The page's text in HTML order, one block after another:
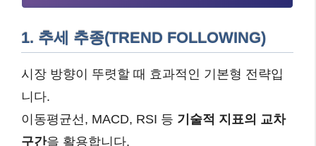
1. 추세 추종(TREND FOLLOWING)
시장 방향이 뚜렷할 때 효과적인 기본형 전략입
니다.
이동평균선, MACD, RSI 등 기술적 지표의 교차
구간을 활용합니다.